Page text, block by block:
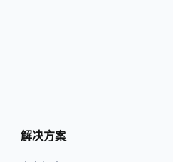
解决方案